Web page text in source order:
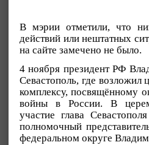
В мэрии отметили, что
действий или нештатных
на сайте замечено не было.
4 ноября президент РФ
Севастополь, где
комплексу, посвящённому
войны в России. В
участие глава
полномочный
федеральном округе